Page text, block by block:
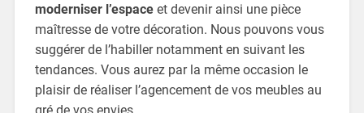
moderniser l’espaceet devenir ainsi une pièce
maîtresse de votre décoration. Nous pouvons vous
suggérer de l’habiller notamment en suivant les
tendances. Vous aurez par la même occasion le
plaisir de réaliser l’agencement de vos meubles au